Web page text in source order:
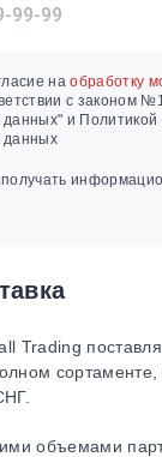
наобработку
с законом
и Политикой
данных
Trading
объемами